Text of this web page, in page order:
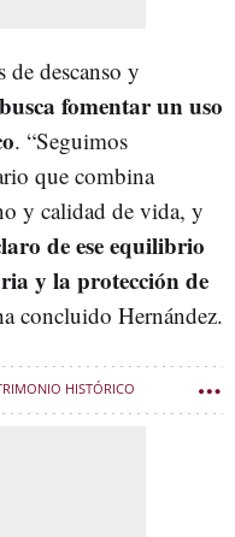
de descanso y
fomentar un uso
. “Seguimos
que combina
y calidad de vida, y
de ese equilibrio
y la protección de
concluido Hernández.
HISTÓRICO